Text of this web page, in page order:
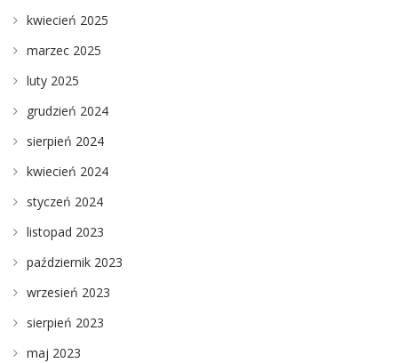
kwiecień 2025
marzec 2025
luty 2025
grudzień 2024
sierpień 2024
kwiecień 2024
styczeń 2024
listopad 2023
październik 2023
wrzesień 2023
sierpień 2023
maj 2023